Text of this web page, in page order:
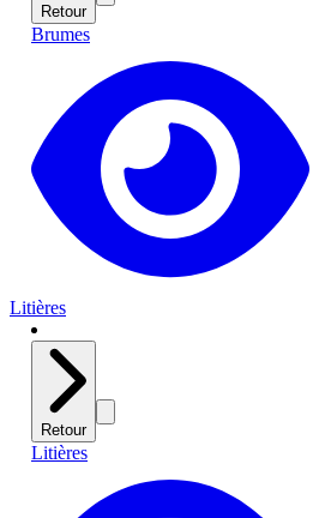
Retour
Brumes
Litières
Retour
Litières